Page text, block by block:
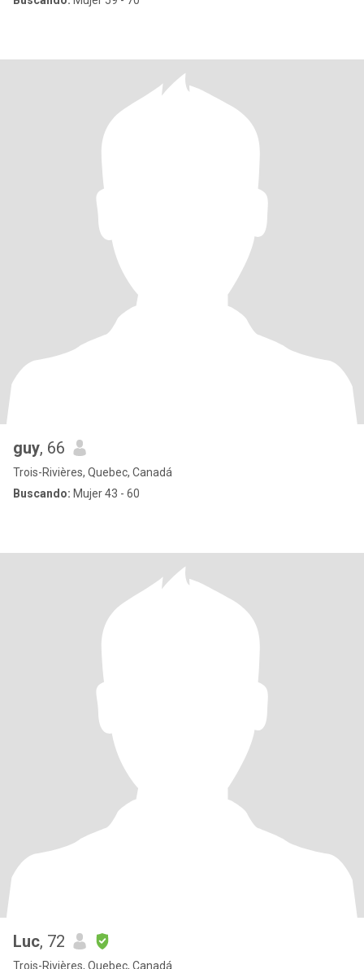
guy, 66
Trois-Rivières, Quebec, Canadá
Buscando: Mujer 43 - 60
Luc, 72
Trois-Rivières, Quebec, Canadá